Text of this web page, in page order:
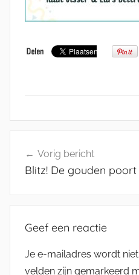
navigatie
Vorig bericht
Blitz! De gouden poort
Geef een reactie
Je e-mailadres wordt
velden zijn gemarkeerd